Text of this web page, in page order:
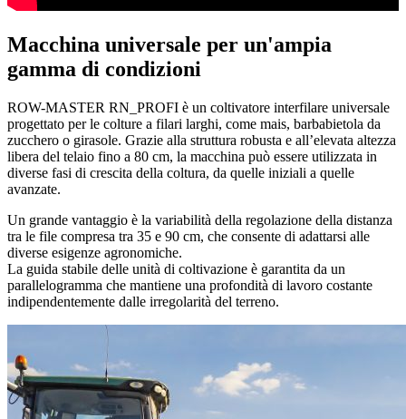
Macchina universale per un'ampia
gamma di condizioni
ROW-MASTER RN_PROFI è un coltivatore interfilare universale
progettato per le colture a filari larghi, come mais, barbabietola da
zucchero o girasole. Grazie alla struttura robusta e all’elevata altezza
libera del telaio fino a 80 cm, la macchina può essere utilizzata in
diverse fasi di crescita della coltura, da quelle iniziali a quelle
avanzate.
Un grande vantaggio è la variabilità della regolazione della distanza
tra le file compresa tra 35 e 90 cm, che consente di adattarsi alle
diverse esigenze agronomiche.
La guida stabile delle unità di coltivazione è garantita da un
parallelogramma che mantiene una profondità di lavoro costante
indipendentemente dalle irregolarità del terreno.